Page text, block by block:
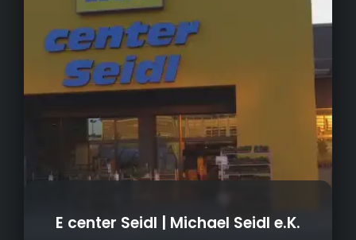
E center Seidl | Michael Seidl e.K.